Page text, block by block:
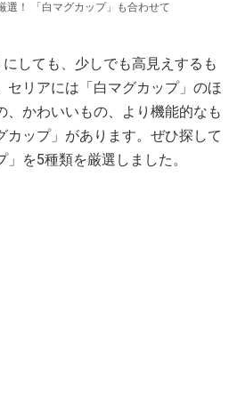
選！ 「白マグカップ」も合わせて
しても、少しでも高見えするも
セリアには「白マグカップ」のほ
、かわいいもの、より機能的なも
カップ」があります。ぜひ探して
を5種類を厳選しました。